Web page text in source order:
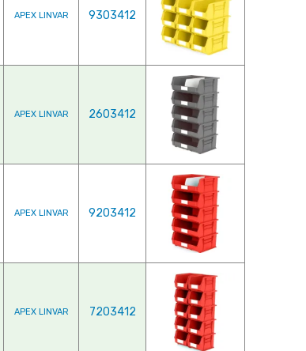
9303412
APEX LINVAR
2603412
APEX LINVAR
9203412
APEX LINVAR
7203412
APEX LINVAR